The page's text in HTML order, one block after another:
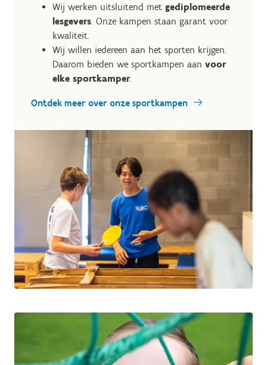
Wij werken uitsluitend met gediplomeerde
lesgevers . Onze kampen staan garant voor
kwaliteit.
Wij willen iedereen aan het sporten krijgen.
Daarom bieden we sportkampen aan voor
elke sportkamper.
Ontdek meer over onze sportkampen